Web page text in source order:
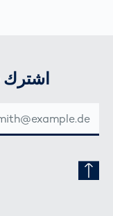
اشترك
البريد
الإلكتروني